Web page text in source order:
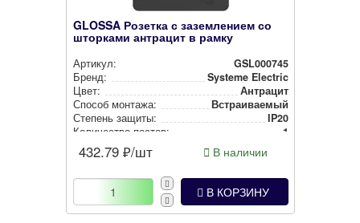
GLOSSA Розетка с заземлением со
шторками антрацит в рамку
Артикул:
GSL000745
Бренд:
Systeme Electric
Цвет:
Антрацит
Способ монтажа:
Встра­ива­емый
Степень защиты:
IP20
Количество постов:
1
432.79 ₽/шт В наличии
В КОРЗИНУ